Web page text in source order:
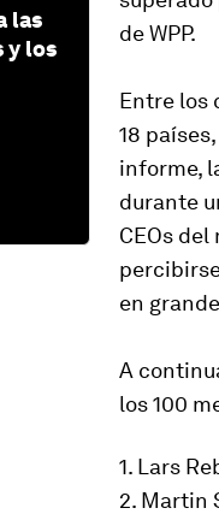
las
y los
de WPP.
Entre los
18
informe,
durante
CEOs
en
A
los 100
1. Lars
2. Martin